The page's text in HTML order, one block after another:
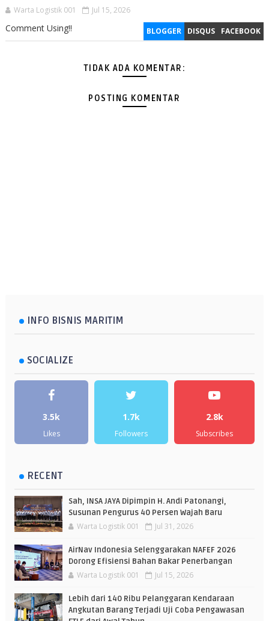
Warta Logistik 001 Jul 15, 2026
BLOGGER DISQUS FACEBOOK
Comment Using!!
TIDAK ADA KOMENTAR:
POSTING KOMENTAR
INFO BISNIS MARITIM
SOCIALIZE
3.5k
Likes
1.7k
Followers
2.8k
Subscribes
RECENT
Sah, INSA JAYA Dipimpin H. Andi Patonangi,
Susunan Pengurus 40 Persen Wajah Baru
Warta Logistik 001 Jul 31, 2026
AirNav Indonesia Selenggarakan NAFEF 2026
Dorong Efisiensi Bahan Bakar Penerbangan
Warta Logistik 001 Jul 15, 2026
Lebih dari 140 Ribu Pelanggaran Kendaraan
Angkutan Barang Terjadi Uji Coba Pengawasan